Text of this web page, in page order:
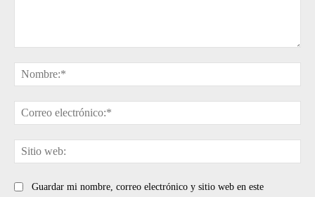
Guardar mi nombre, correo electrónico y sitio web en este